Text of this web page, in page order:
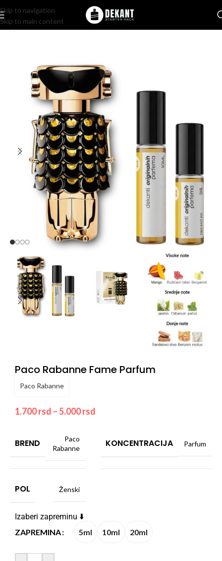
Skip to navigation
Skip to main content
Home/Pakovanje/ Komercijalno
Paco Rabanne Fame Parfum
Paco Rabanne
1.700rsd –5.000rsd
BREND
Paco
Rabanne
KONCENTRACIJA Parfum
POL Ženski
Izaberi zapreminu ⬇️
ZAPREMINA
5ml 10ml 20ml